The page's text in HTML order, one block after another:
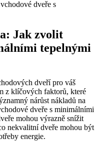
Jak zvolit
tepelnými
dveří‍ pro váš
‍z klíčových faktorů,‍ které
nárůst ⁣nákladů na
dveře s minimálními
‌mohou ‌výrazně snížit
nekvalitní ‍dveře mohou ⁢být
energie.